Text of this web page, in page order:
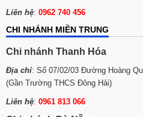
Liên hệ: 0962 740 456
CHI NHÁNH MIỀN TRUNG
Chi nhánh Thanh Hóa
Địa chỉ: Số 07/02/03 Đường Hoàng
(Gần Trường THCS Đông Hải)
Liên hệ: 0961 813 066